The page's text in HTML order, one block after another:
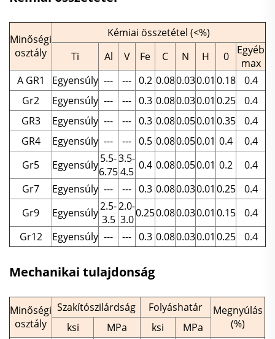
Minőségi
osztály
Kémiai összetétel (<%)
Ti
Al V Fe C N H 0
Egyéb
max
A GR1
Egyensúly --- --- 0.2 0.080.030.01 0.18
0.4
Gr2
Egyensúly --- --- 0.3 0.080.030.01 0.25
0.4
GR3
Egyensúly --- --- 0.3 0.080.050.01 0.35
0.4
GR4
Egyensúly --- --- 0.5 0.080.050.01 0.4
0.4
Gr5
Egyensúly5.5-
6.75
3.5-
4.5 0.4 0.080.050.01 0.2
0.4
Gr7
Egyensúly --- --- 0.3 0.080.030.01 0.25
0.4
Gr9
Egyensúly2.5-
3.5
2.0-
3.00.250.080.030.01 0.15
0.4
Gr12
Egyensúly --- --- 0.3 0.080.030.01 0.25 0.4
Mechanikai tulajdonság
Minőségi
osztály
Szakítószilárdság Folyáshatár
Megnyúlás
(%)
ksi MPa ksi
MPa